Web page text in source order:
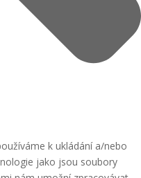
k ukládání a/nebo
jako jsou soubory